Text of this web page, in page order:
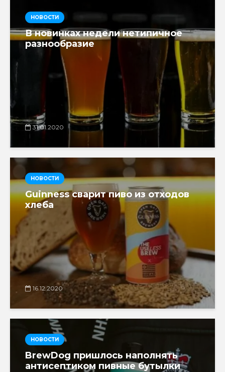
НОВОСТИ
В новинках недели нетипичное
разнообразие
31.01.2020
НОВОСТИ
Guinness сварит пиво из отходов
хлеба
16.12.2020
НОВОСТИ
BrewDog пришлось наполнять
антисептиком пивные бутылки